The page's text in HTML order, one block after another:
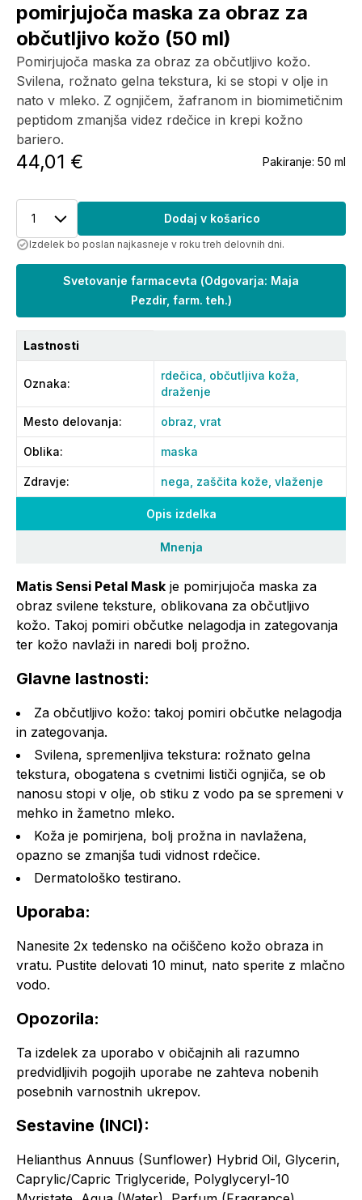
Opis izdelka
Mnenja
Matis Sensi Petal Mask je pomirjujoča maska za
obraz svilene teksture, oblikovana za občutljivo
kožo. Takoj pomiri občutke nelagodja in zategovanja
ter kožo navlaži in naredi bolj prožno.
Glavne lastnosti:
Za občutljivo kožo: takoj pomiri občutke nelagodja
in zategovanja.
Svilena, spremenljiva tekstura: rožnato gelna
tekstura, obogatena s cvetnimi lističi ognjiča, se ob
nanosu stopi v olje, ob stiku z vodo pa se spremeni v
mehko in žametno mleko.
Koža je pomirjena, bolj prožna in navlažena,
opazno se zmanjša tudi vidnost rdečice.
Dermatološko testirano.
Uporaba:
Nanesite 2x tedensko na očiščeno kožo obraza in
vratu. Pustite delovati 10 minut, nato sperite z mlačno
vodo.
Opozorila:
Ta izdelek za uporabo v običajnih ali razumno
predvidljivih pogojih uporabe ne zahteva nobenih
posebnih varnostnih ukrepov.
Sestavine (INCI):
Helianthus Annuus (Sunflower) Hybrid Oil, Glycerin,
Caprylic/Capric Triglyceride, Polyglyceryl-10
pomirjujoča maska za obraz za
občutljivo kožo (50 ml)
Pomirjujoča maska za obraz za občutljivo kožo.
Svilena, rožnato gelna tekstura, ki se stopi v olje in
nato v mleko. Z ognjičem, žafranom in biomimetičnim
peptidom zmanjša videz rdečice in krepi kožno
bariero.
44,01 € Pakiranje: 50 ml
1 Dodaj v košarico
Izdelek bo poslan najkasneje v roku treh delovnih dni.
Svetovanje farmacevta (Odgovarja: Maja
Pezdir, farm. teh.)
Lastnosti
Oznaka:
rdečica, občutljiva koža,
draženje
Mesto delovanja: obraz, vrat
Oblika: maska
Zdravje: nega, zaščita kože, vlaženje